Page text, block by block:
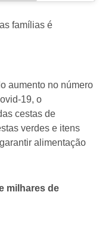
famílias é
aumento no número
19, o
cestas de
verdes e itens
alimentação
milhares de